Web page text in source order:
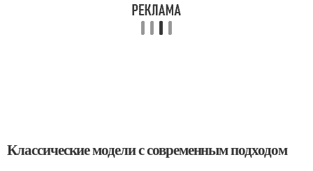
Классические модели с современным подходом